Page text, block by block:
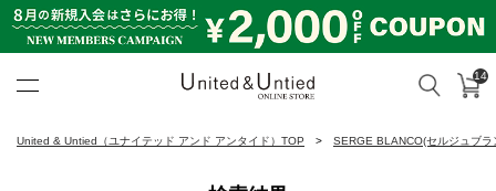
検索 カ
14
United & Untied（ユナイテッド アンド アンタイド）TOP SERGE BLANCO(セルジュブ